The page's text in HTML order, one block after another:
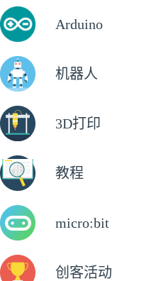
Arduino
机器人
3D打印
教程
micro:bit
创客活动